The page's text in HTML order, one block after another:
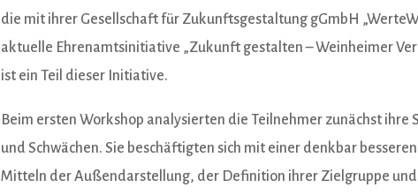
die mit ihrer Gesellschaft für Zukunftsgestaltung gGmbH
aktuelle Ehrenamtsinitiative „Zukunft gestalten – Weinheimer
ist ein Teil dieser Initiative.
Beim ersten Workshop analysierten die Teilnehmer zunächst
und Schwächen. Sie beschäftigten sich mit einer denkbar
Mitteln der Außendarstellung, der Definition ihrer Zielgruppe